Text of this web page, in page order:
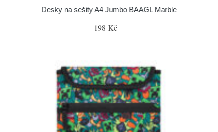
Desky na sešity A4 Jumbo BAAGL Marble
198 Kč